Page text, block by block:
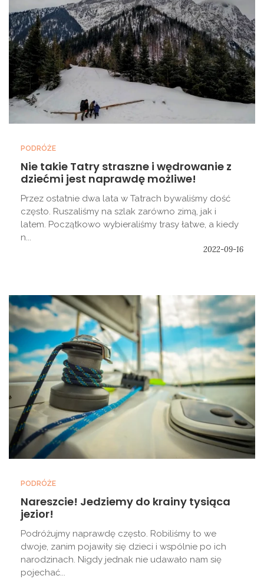
PODRÓŻE
Nie takie Tatry straszne i wędrowanie z
dziećmi jest naprawdę możliwe!
Przez ostatnie dwa lata w Tatrach bywaliśmy dość
często. Ruszaliśmy na szlak zarówno zimą, jak i
latem. Początkowo wybieraliśmy trasy łatwe, a kiedy
n...
2022-09-16
PODRÓŻE
Nareszcie! Jedziemy do krainy tysiąca
jezior!
Podróżujmy naprawdę często. Robiliśmy to we
dwoje, zanim pojawiły się dzieci i wspólnie po ich
narodzinach. Nigdy jednak nie udawało nam się
pojechać...